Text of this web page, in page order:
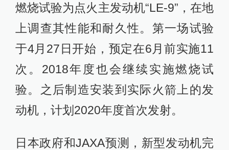
燃烧试验为点火主发动机“LE-9”，在地
上调查其性能和耐久性。第一场试验
于4月27日开始，预定在6月前实施11
次。2018年度也会继续实施燃烧试
验。之后制造安装到实际火箭上的发
动机，计划2020年度首次发射。
日本政府和JAXA预测，新型发动机完